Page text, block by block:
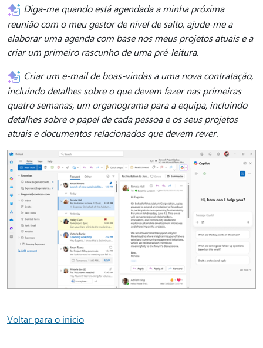
Diga-me quando está agendada a minha próxima
reunião com o meu gestor de nível de salto, ajude-me a
elaborar uma agenda com base nos meus projetos atuais e a
criar um primeiro rascunho de uma pré-leitura.
Criar um e-mail de boas-vindas a uma nova contratação,
incluindo detalhes sobre o que devem fazer nas primeiras
quatro semanas, um organograma para a equipa, incluindo
detalhes sobre o papel de cada pessoa e os seus projetos
atuais e documentos relacionados que devem rever.
Voltar para o início